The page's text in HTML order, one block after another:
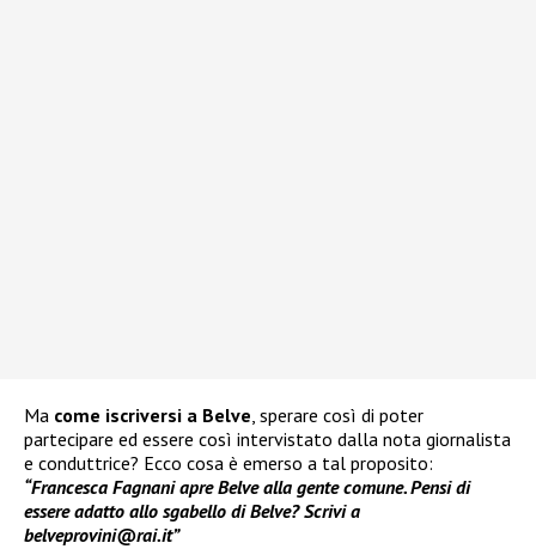
Ma come iscriversi a Belve, sperare così di poter
partecipare ed essere così intervistato dalla nota giornalista
e conduttrice? Ecco cosa è emerso a tal proposito:
“Francesca Fagnani apre Belve alla gente comune. Pensi di
essere adatto allo sgabello di Belve? Scrivi a
belveprovini@rai.it”